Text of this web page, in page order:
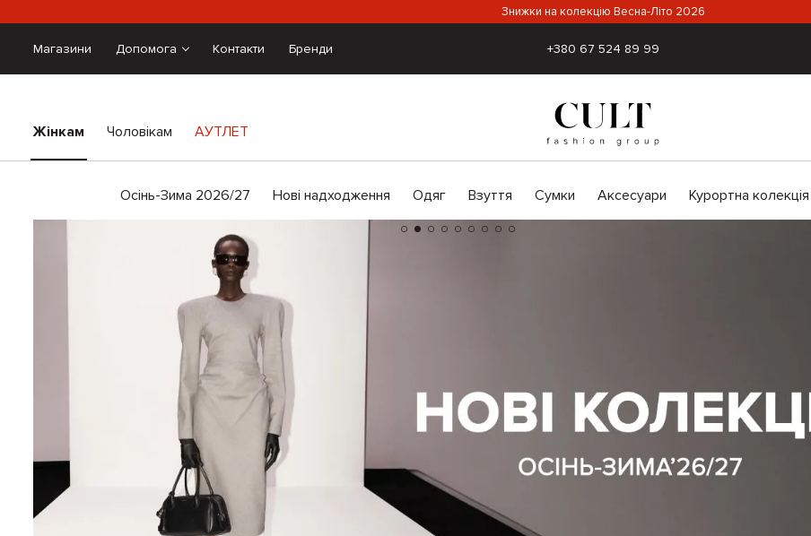
Знижки на колекцію Весна-Літо 2026
Магазини Допомога Контакти Бренди +380 67 524 89 99
Жінкам
Осінь-Зима 2026/27 Нові надходження Одяг Взуття Сумки Аксесуари Курортна колекція
Чоловікам АУТЛЕТ